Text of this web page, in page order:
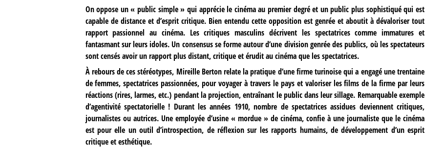
On oppose un « public simple » qui apprécie le cinéma au premier degré et un public plus sophistiqué qui est
capable de distance et d’esprit critique. Bien entendu cette opposition est genrée et aboutit à dévaloriser tout
rapport passionnel au cinéma. Les critiques masculins décrivent les spectatrices comme immatures et
fantasmant sur leurs idoles. Un consensus se forme autour d’une division genrée des publics, où les spectateurs
sont censés avoir un rapport plus distant, critique et érudit au cinéma que les spectatrices.
À rebours de ces stéréotypes, Mireille Berton relate la pratique d’une firme turinoise qui a engagé une trentaine
de femmes, spectatrices passionnées, pour voyager à travers le pays et valoriser les films de la firme par leurs
réactions (rires, larmes, etc.) pendant la projection, entraînant le public dans leur sillage. Remarquable exemple
d’agentivité spectatorielle ! Durant les années 1910, nombre de spectatrices assidues deviennent critiques,
journalistes ou autrices. Une employée d’usine « mordue » de cinéma, confie à une journaliste que le cinéma
est pour elle un outil d’introspection, de réflexion sur les rapports humains, de développement d’un esprit
critique et esthétique.